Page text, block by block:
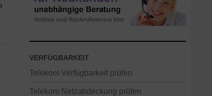
VERFÜGBARKEIT
Telekom Verfügbarkeit prüfen
Telekom Netzabdeckung prüfen